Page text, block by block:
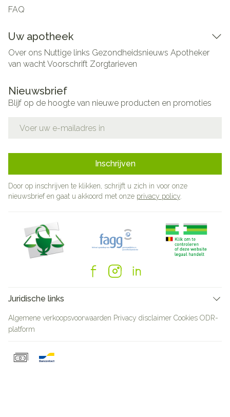
FAQ
Uw apotheek
Over ons Nuttige links Gezondheidsnieuws Apotheker
van wachtVoorschrift Zorgtarieven
Nieuwsbrief
Blijf op de hoogte van nieuwe producten en promoties
Inschrijven
Door op inschrijven te klikken, schrijft u zich in voor onze
nieuwsbrief en gaat u akkoord met onze privacy policy
Juridische links
Algemene verkoopsvoorwaarden Privacy disclaimer Cookies ODR-
platform